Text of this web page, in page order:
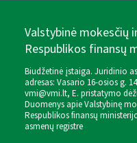
Valstybinė mokesčių
Respublikos finansų
Biudžetinė įstaiga. Juridinio
adresas: Vasario 16-osios g.
vmi@vmi.lt, E. pristatymo
Duomenys apie Valstybinę
Respublikos finansų
asmenų registre